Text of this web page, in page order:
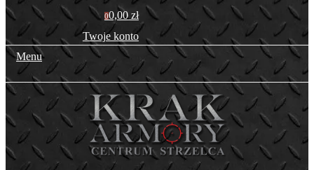
00,00 zł
Twoje konto
Menu